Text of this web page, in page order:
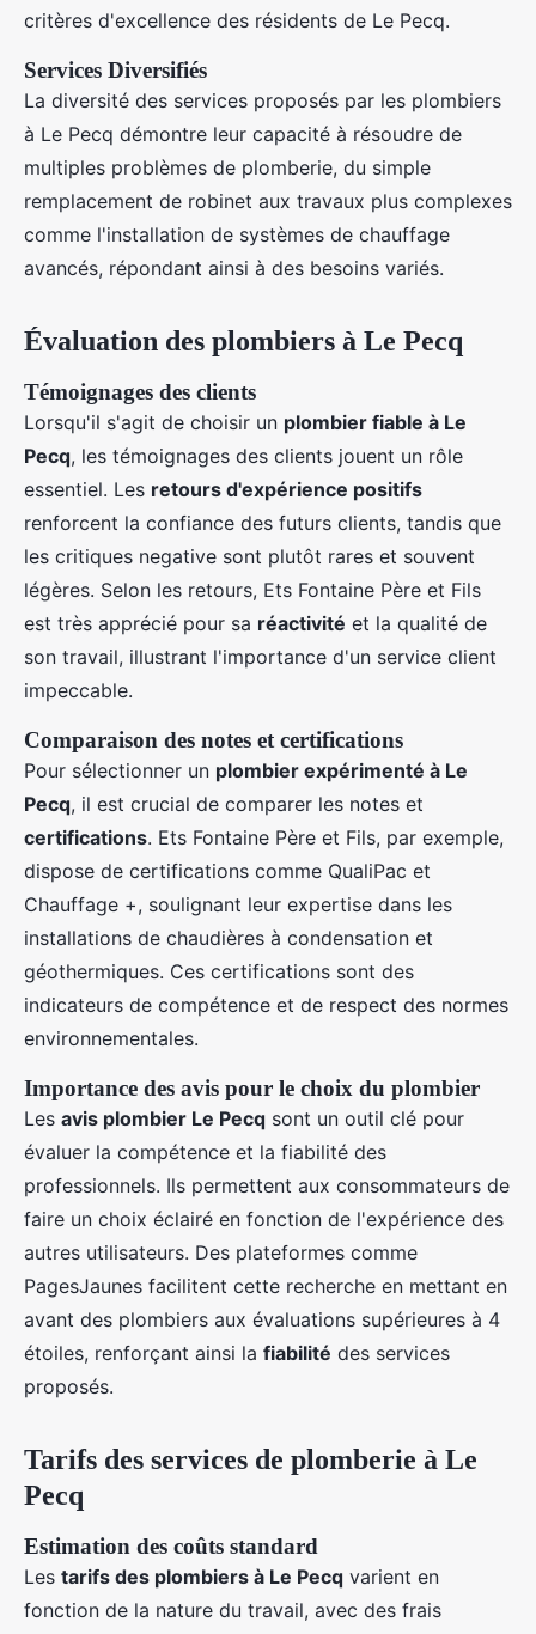
critères d'excellence des résidents de Le Pecq.
Services Diversifiés
La diversité des services proposés par les plombiers
à Le Pecq démontre leur capacité à résoudre de
multiples problèmes de plomberie, du simple
remplacement de robinet aux travaux plus complexes
comme l'installation de systèmes de chauffage
avancés, répondant ainsi à des besoins variés.
Évaluation des plombiers à Le Pecq
Témoignages des clients
Lorsqu'il s'agit de choisir un plombier fiable à Le
Pecq, les témoignages des clients jouent un rôle
essentiel. Les retours d'expérience positifs
renforcent la confiance des futurs clients, tandis que
les critiques negative sont plutôt rares et souvent
légères. Selon les retours, Ets Fontaine Père et Fils
est très apprécié pour sa réactivité et la qualité de
son travail, illustrant l'importance d'un service client
impeccable.
Comparaison des notes et certifications
Pour sélectionner un plombier expérimenté à Le
Pecq, il est crucial de comparer les notes et
certifications. Ets Fontaine Père et Fils, par exemple,
dispose de certifications comme QualiPac et
Chauffage +, soulignant leur expertise dans les
installations de chaudières à condensation et
géothermiques. Ces certifications sont des
indicateurs de compétence et de respect des normes
environnementales.
Importance des avis pour le choix du plombier
Les avis plombier Le Pecq sont un outil clé pour
évaluer la compétence et la fiabilité des
professionnels. Ils permettent aux consommateurs de
faire un choix éclairé en fonction de l'expérience des
autres utilisateurs. Des plateformes comme
PagesJaunes facilitent cette recherche en mettant en
avant des plombiers aux évaluations supérieures à 4
étoiles, renforçant ainsi la fiabilité des services
proposés.
Tarifs des services de plomberie à Le
Pecq
Estimation des coûts standard
Les tarifs des plombiers à Le Pecq varient en
fonction de la nature du travail, avec des frais